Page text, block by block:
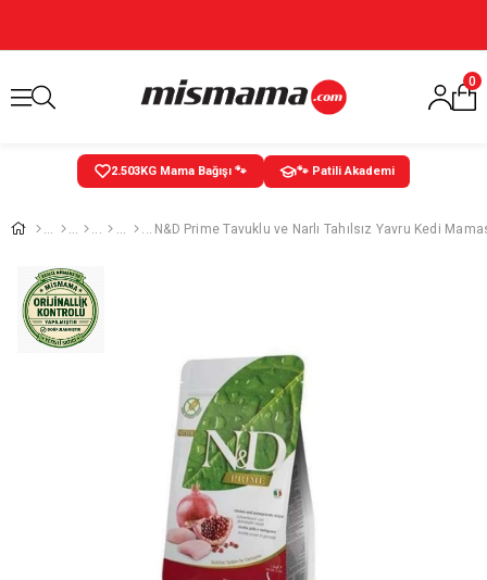
0
2.504KG Mama Bağışı 🐾 🐾 Patili Akademi
N&D Prime Tavuklu ve Narlı Tahılsız Yavru Kedi